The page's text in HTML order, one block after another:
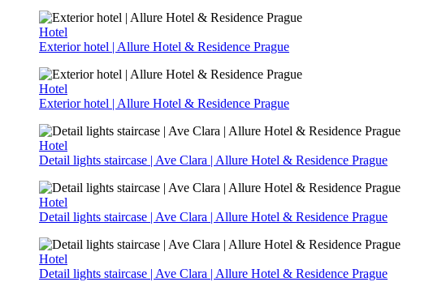
Hotel
Exterior hotel | Allure Hotel & Residence Prague
Hotel
Exterior hotel | Allure Hotel & Residence Prague
Hotel
Detail lights staircase | Ave Clara | Allure Hotel & Residence Prague
Hotel
Detail lights staircase | Ave Clara | Allure Hotel & Residence Prague
Hotel
Detail lights staircase | Ave Clara | Allure Hotel & Residence Prague